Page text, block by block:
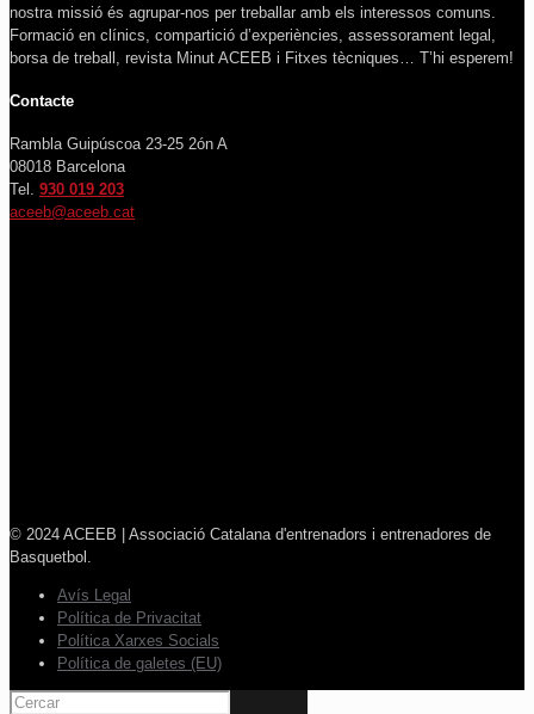
nostra missió és agrupar-nos per treballar amb els interessos comuns.
Formació en clínics, compartició d’experiències, assessorament legal,
borsa de treball, revista Minut ACEEB i Fitxes tècniques… T’hi esperem!
Contacte
Rambla Guipúscoa 23-25 2ón A
08018 Barcelona
Tel. 930 019 203
aceeb@aceeb.cat
© 2024 ACEEB | Associació Catalana d'entrenadors i entrenadores de
Basquetbol.
Avís Legal
Política de Privacitat
Política Xarxes Socials
Política de galetes (EU)